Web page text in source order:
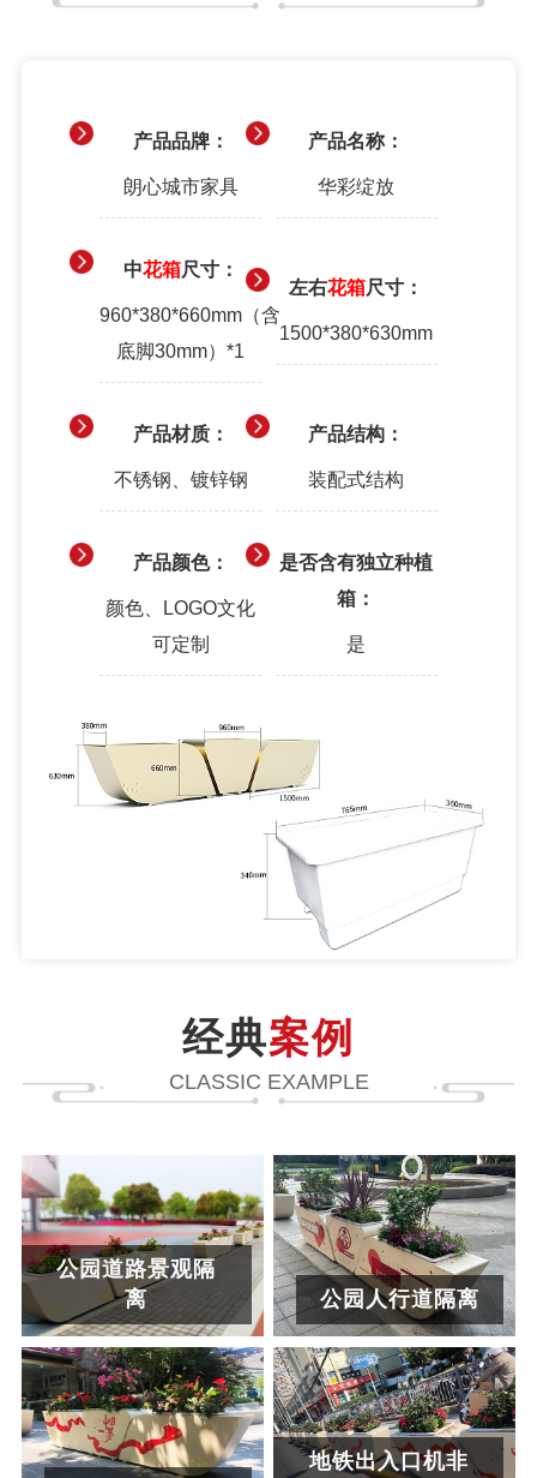
产品品牌：
朗心城市家具
产品名称：
华彩绽放
中花箱尺寸：
960*380*660mm（含
底脚30mm）*1
左右花箱尺寸：
1500*380*630mm
产品材质：
不锈钢、镀锌钢
产品结构：
装配式结构
产品颜色：
颜色、LOGO文化
可定制
是否含有独立种植
箱：
是
经典案例
CLASSIC EXAMPLE
公园道路景观隔
离
公园人行道隔离
地铁出入口机非